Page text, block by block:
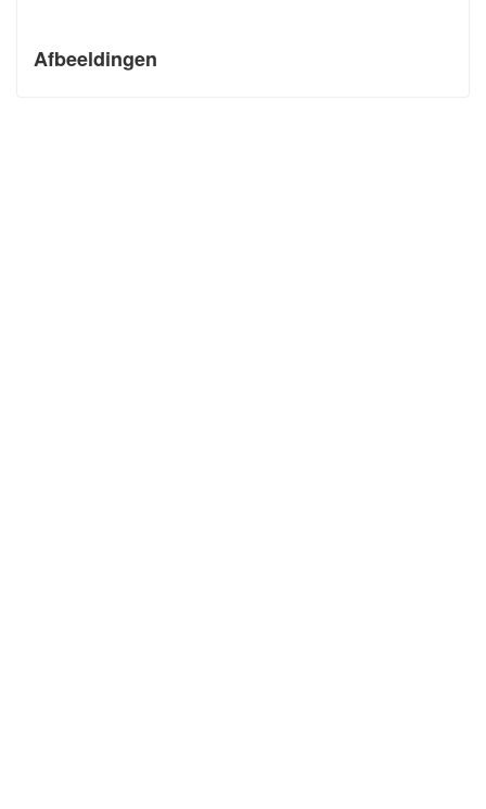
Afbeeldingen